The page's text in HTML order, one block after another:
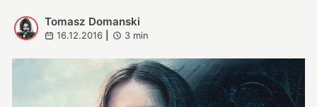
T
Tomasz Domanski
16.12.2016 3 min